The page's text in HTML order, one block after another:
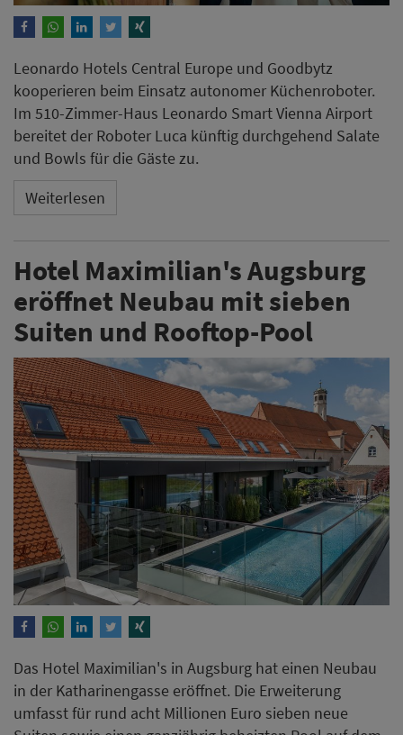
Leonardo Hotels Central Europe und Goodbytz
kooperieren beim Einsatz autonomer Küchenroboter.
Im 510-Zimmer-Haus Leonardo Smart Vienna Airport
bereitet der Roboter Luca künftig durchgehend Salate
und Bowls für die Gäste zu.
Weiterlesen
Hotel Maximilian's Augsburg
eröffnet Neubau mit sieben
Suiten und Rooftop-Pool
Das Hotel Maximilian's in Augsburg hat einen Neubau
in der Katharinengasse eröffnet. Die Erweiterung
umfasst für rund acht Millionen Euro sieben neue